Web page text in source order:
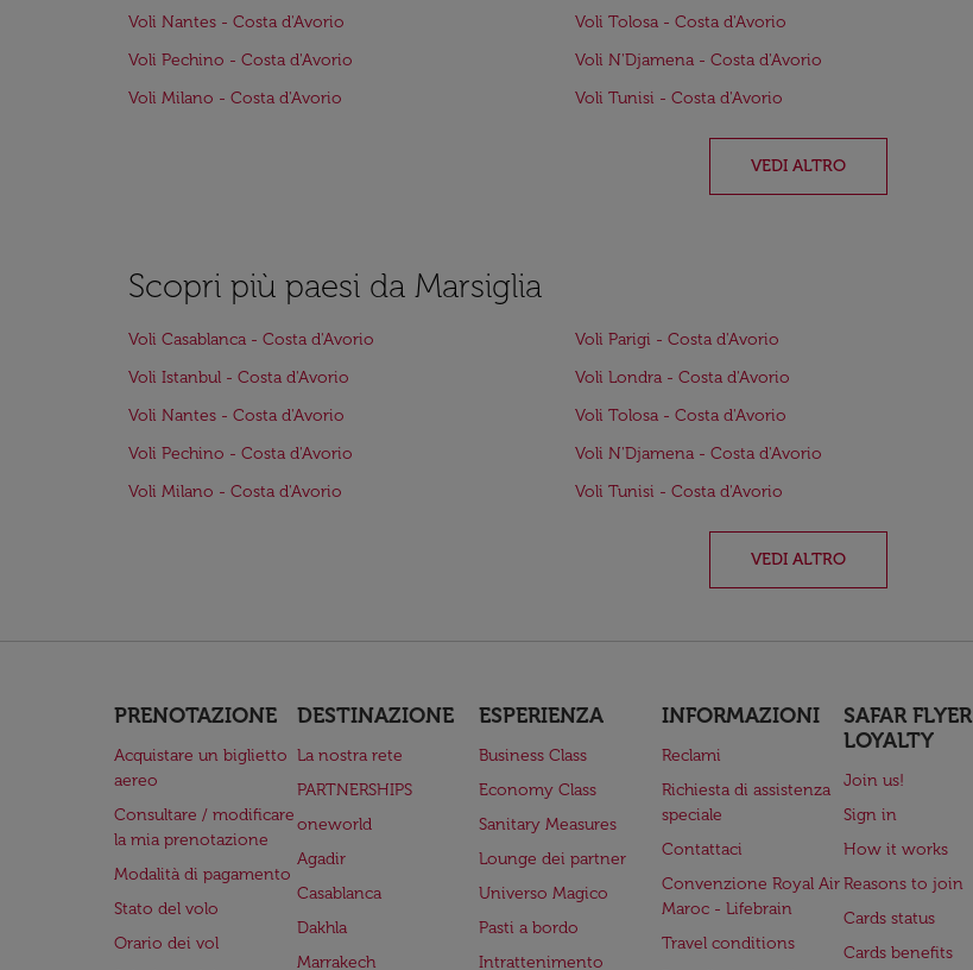
Voli Nantes - Costa d'Avorio
Voli Tolosa - Costa d'Avorio
Voli Pechino - Costa d'Avorio
Voli N'Djamena - Costa d'Avorio
Voli Milano - Costa d'Avorio
Voli Tunisi - Costa d'Avorio
VEDI ALTRO
Scopri più paesi da Marsiglia
Voli Casablanca - Costa d'Avorio Voli Parigi - Costa d'Avorio
Voli Istanbul - Costa d'Avorio
Voli Londra - Costa d'Avorio
Voli Nantes - Costa d'Avorio
Voli Tolosa - Costa d'Avorio
Voli Pechino - Costa d'Avorio
Voli N'Djamena - Costa d'Avorio
Voli Milano - Costa d'Avorio
Voli Tunisi - Costa d'Avorio
VEDI ALTRO
PRENOTAZIONE
Acquistare un biglietto
aereo
Consultare / modificare
la mia prenotazione
Modalità di pagamento
Stato del volo
Orario dei vol
DESTINAZIONE
La nostra rete
PARTNERSHIPS
oneworld
Agadir
Casablanca
Dakhla
Marrakech
ESPERIENZA
Business Class
Economy Class
Sanitary Measures
Lounge dei partner
Universo Magico
Pasti a bordo
Intrattenimento
INFORMAZIONI
Reclami
Richiesta di assistenza
speciale
Contattaci
Convenzione Royal Air
Maroc - Lifebrain
Travel conditions
SAFAR FLYER
LOYALTY
Join us!
Sign in
How it works
Reasons to join
Cards status
Cards benefits